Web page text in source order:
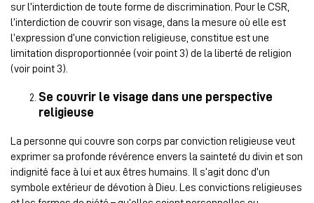
sur l’interdiction de toute forme de discrimination. Pour le CSR,
l’interdiction de couvrir son visage, dans la mesure où elle est
l’expression d’une conviction religieuse, constitue est une
limitation disproportionnée (voir point 3) de la liberté de religion
(voir point 3).
Se couvrir le visage dans une perspective
religieuse
La personne qui couvre son corps par conviction religieuse veut
exprimer sa profonde révérence envers la sainteté du divin et son
indignité face à lui et aux êtres humains. Il s’agit donc d’un
symbole extérieur de dévotion à Dieu. Les convictions religieuses